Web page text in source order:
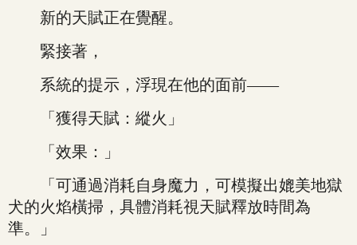
新的天賦正在覺醒。
緊接著，
系統的提示，浮現在他的面前——
「獲得天賦：縱火」
「效果：」
「可通過消耗自身魔力，可模擬出媲美地獄
犬的火焰橫掃，具體消耗視天賦釋放時間為
準。」